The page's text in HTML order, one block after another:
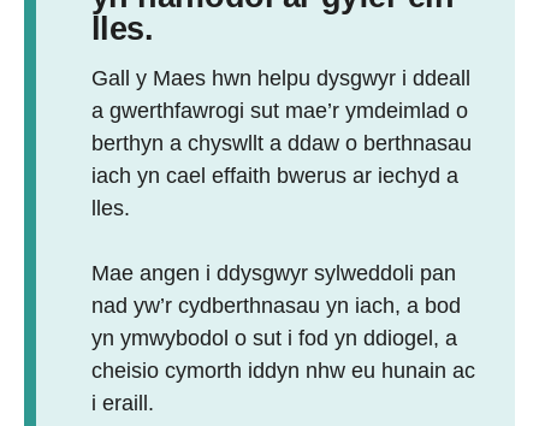
lles.
Gall y Maes hwn helpu dysgwyr i ddeall
a gwerthfawrogi sut mae’r ymdeimlad o
berthyn a chyswllt a ddaw o berthnasau
iach yn cael effaith bwerus ar iechyd a
lles.
Mae angen i ddysgwyr sylweddoli pan
nad yw’r cydberthnasau yn iach, a bod
yn ymwybodol o sut i fod yn ddiogel, a
cheisio cymorth iddyn nhw eu hunain ac
i eraill.